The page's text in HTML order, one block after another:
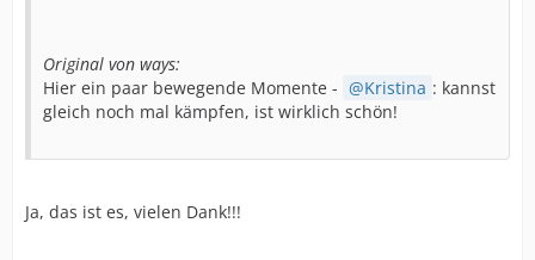
Original von ways:
Hier ein paar bewegende Momente -
Kristina : kannst
gleich noch mal kämpfen, ist wirklich schön!
Ja, das ist es, vielen Dank!!!